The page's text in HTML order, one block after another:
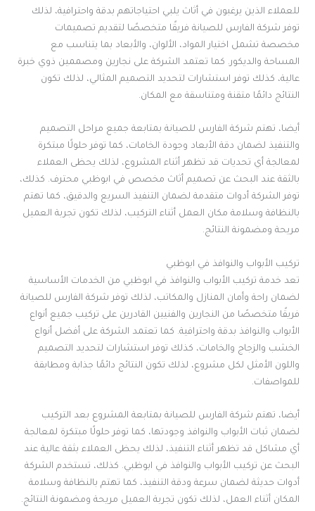
للعملاء الذين يرغبون في أثاث يلبي احتياجاتهم بدقة واحترافية، لذلك
توفر شركة الفارس للصيانة فريقًا متخصصًا لتقديم تصميمات
مخصصة تشمل اختيار المواد، الألوان، والأبعاد بما يتناسب مع
المساحة والديكور. كما تعتمد الشركة على نجارين ومصممين ذوي خبرة
عالية، كذلك توفر استشارات لتحديد التصميم المثالي، لذلك تكون
النتائج دائمًا متقنة ومتناسقة مع المكان.
أيضا، تهتم شركة الفارس للصيانة بمتابعة جميع مراحل التصميم
والتنفيذ لضمان دقة الأبعاد وجودة الخامات، كما توفر حلولًا مبتكرة
لمعالجة أي تحديات قد تظهر أثناء المشروع، لذلك يحظى العملاء
بالثقة عند البحث عن تصميم أثاث مخصص في ابوظبي محترف. كذلك،
توفر الشركة أدوات متقدمة لضمان التنفيذ السريع والدقيق، كما تهتم
بالنظافة وسلامة مكان العمل أثناء التركيب، لذلك تكون تجربة العميل
مريحة ومضمونة النتائج.
تركيب الأبواب والنوافذ في ابوظبي
تعد خدمة تركيب الأبواب والنوافذ في ابوظبي من الخدمات الأساسية
لضمان راحة وأمان المنازل والمكاتب، لذلك توفر شركة الفارس للصيانة
فريقًا متخصصًا من النجارين والفنيين القادرين على تركيب جميع أنواع
الأبواب والنوافذ بدقة واحترافية. كما تعتمد الشركة على أفضل أنواع
الخشب والزجاج والخامات، كذلك توفر استشارات لتحديد التصميم
واللون الأمثل لكل مشروع، لذلك تكون النتائج دائمًا جذابة ومطابقة
للمواصفات.
أيضا، تهتم شركة الفارس للصيانة بمتابعة المشروع بعد التركيب
لضمان ثبات الأبواب والنوافذ وجودتها، كما توفر حلولًا مبتكرة لمعالجة
أي مشاكل قد تظهر أثناء التنفيذ، لذلك يحظى العملاء بثقة عالية عند
البحث عن تركيب الأبواب والنوافذ في ابوظبي. كذلك، تستخدم الشركة
أدوات حديثة لضمان سرعة ودقة التنفيذ، كما تهتم بالنظافة وسلامة
المكان أثناء العمل، لذلك تكون تجربة العميل مريحة ومضمونة النتائج.